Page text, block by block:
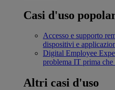
Casi d'uso
Accesso e supporto
dispositivi e
Digital Employee
problema IT prima
Altri casi d'uso